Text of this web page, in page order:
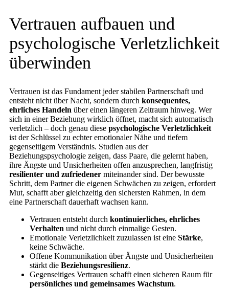
Vertrauen aufbauen und
psychologische Verletzlichkeit
überwinden
Vertrauen ist das Fundament jeder stabilen Partnerschaft und
entsteht nicht über Nacht, sondern durch konsequentes,
ehrliches Handeln über einen längeren Zeitraum hinweg. Wer
sich in einer Beziehung wirklich öffnet, macht sich automatisch
verletzlich – doch genau diese psychologische Verletzlichkeit
ist der Schlüssel zu echter emotionaler Nähe und tiefem
gegenseitigem Verständnis. Studien aus der
Beziehungspsychologie zeigen, dass Paare, die gelernt haben,
ihre Ängste und Unsicherheiten offen anzusprechen, langfristig
resilienter und zufriedener miteinander sind. Der bewusste
Schritt, dem Partner die eigenen Schwächen zu zeigen, erfordert
Mut, schafft aber gleichzeitig den sichersten Rahmen, in dem
eine Partnerschaft dauerhaft wachsen kann.
Vertrauen entsteht durch kontinuierliches, ehrliches
Verhalten und nicht durch einmalige Gesten.
Emotionale Verletzlichkeit zuzulassen ist eine Stärke,
keine Schwäche.
Offene Kommunikation über Ängste und Unsicherheiten
stärkt die Beziehungsresilienz.
Gegenseitiges Vertrauen schafft einen sicheren Raum für
persönliches und gemeinsames Wachstum.